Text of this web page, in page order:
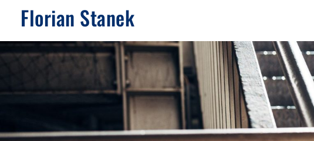
Florian Stanek